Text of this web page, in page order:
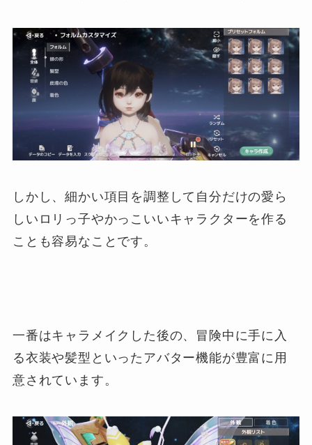
しかし、細かい項目を調整して自分だけの愛ら
しいロリっ子やかっこいいキャラクターを作る
ことも容易なことです。
一番はキャラメイクした後の、冒険中に手に入
る衣装や髪型といったアバター機能が豊富に用
意されています。